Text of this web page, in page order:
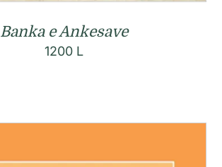
Banka e Ankesave
1200 L